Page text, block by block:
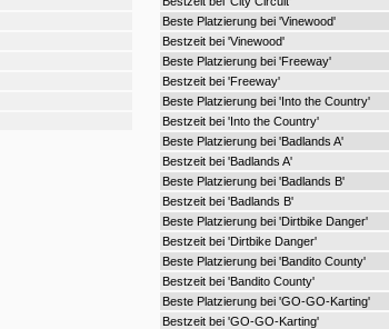
Beste Platzierung bei 'Vinewood'
Bestzeit bei 'Vinewood'
Beste Platzierung bei 'Freeway'
Bestzeit bei 'Freeway'
Beste Platzierung bei 'Into the Country'
Bestzeit bei 'Into the Country'
Beste Platzierung bei 'Badlands A'
Bestzeit bei 'Badlands A'
Beste Platzierung bei 'Badlands B'
Bestzeit bei 'Badlands B'
Beste Platzierung bei 'Dirtbike Danger'
Bestzeit bei 'Dirtbike Danger'
Beste Platzierung bei 'Bandito County'
Bestzeit bei 'Bandito County'
Beste Platzierung bei 'GO-GO-Karting'
Bestzeit bei 'GO-GO-Karting'